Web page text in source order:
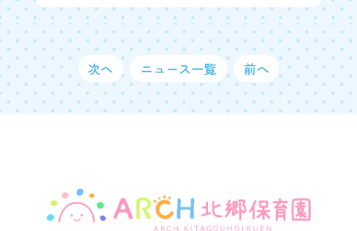
次へ ニュース一覧 前へ